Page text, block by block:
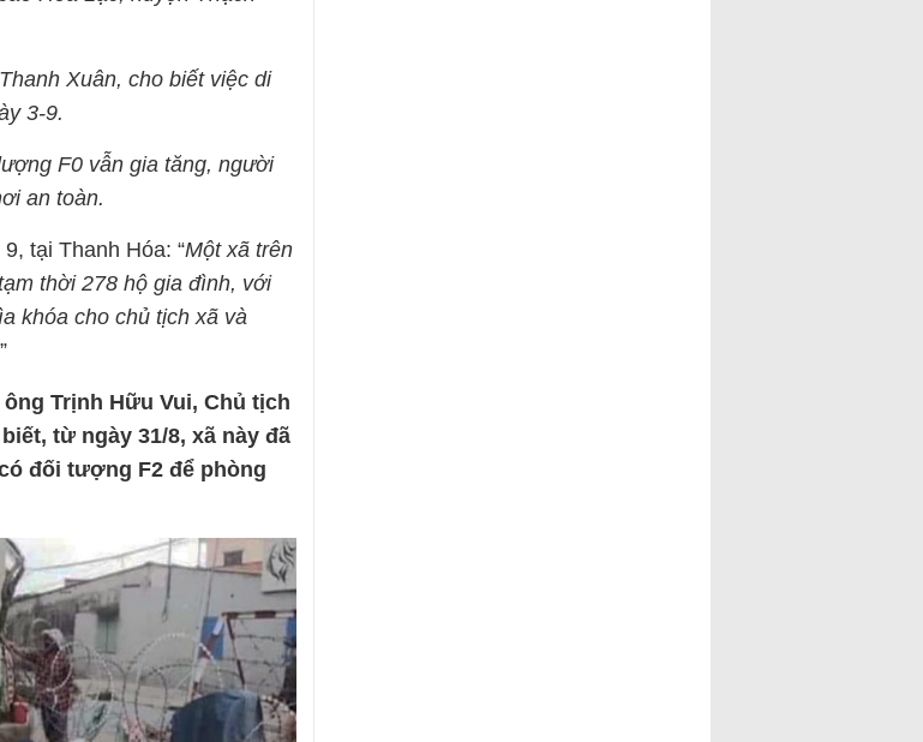
Xuân, cho biết việc di
3-9.
F0 vẫn gia tăng, người
an toàn.
tại Thanh Hóa: “Một xã trên
thời 278 hộ gia đình, với
khóa cho chủ tịch xã và
Trịnh Hữu Vui, Chủ tịch
từ ngày 31/8, xã này đã
đối tượng F2 để phòng